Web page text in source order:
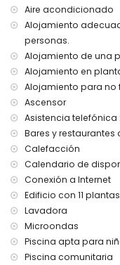
Aire acondicionado
Alojamiento
personas.
Alojamiento de una
Alojamiento en
Alojamiento para no
Ascensor
Asistencia telefónica
Bares y restaurantes
Calefacción
Calendario de
Conexión a Internet
Edificio con 11 plantas
Lavadora
Microondas
Piscina apta para
Piscina comunitaria